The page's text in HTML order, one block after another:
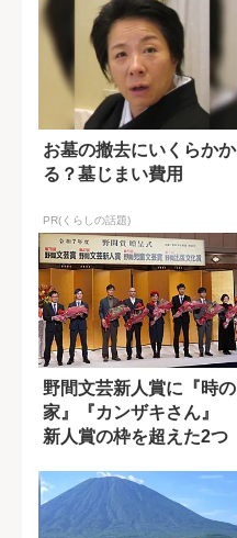
お墓の撤去にいくらかか
る？墓じまい費用
PR(くらしの話題)
野間文芸新人賞に『時の
家』『カンザキさん』
新人賞の枠を超えた2つ